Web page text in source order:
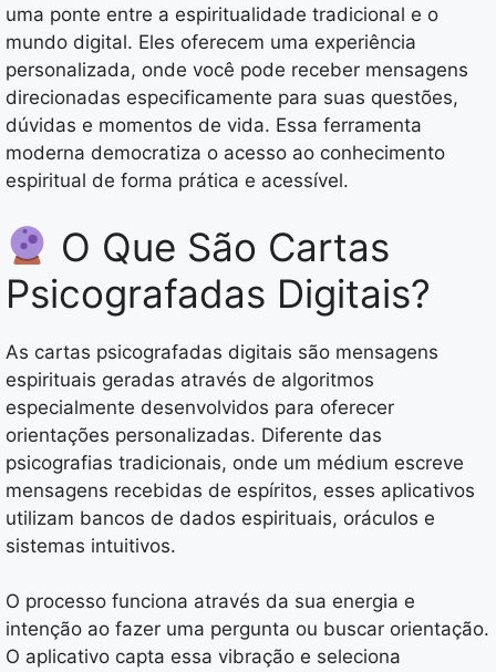
uma ponte entre a espiritualidade tradicional e o
mundo digital. Eles oferecem uma experiência
personalizada, onde você pode receber mensagens
direcionadas especificamente para suas questões,
dúvidas e momentos de vida. Essa ferramenta
moderna democratiza o acesso ao conhecimento
espiritual de forma prática e acessível.
O Que São Cartas
Psicografadas Digitais?
As cartas psicografadas digitais são mensagens
espirituais geradas através de algoritmos
especialmente desenvolvidos para oferecer
orientações personalizadas. Diferente das
psicografias tradicionais, onde um médium escreve
mensagens recebidas de espíritos, esses aplicativos
utilizam bancos de dados espirituais, oráculos e
sistemas intuitivos.
O processo funciona através da sua energia e
intenção ao fazer uma pergunta ou buscar orientação.
O aplicativo capta essa vibração e seleciona